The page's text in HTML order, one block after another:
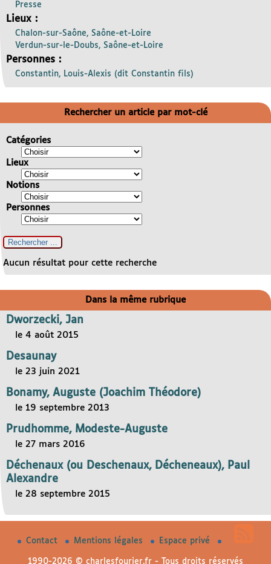
Presse
Lieux :
Chalon-sur-Saône, Saône-et-Loire
Verdun-sur-le-Doubs, Saône-et-Loire
Personnes :
Constantin, Louis-Alexis (dit Constantin fils)
Rechercher un article par mot-clé
Catégories
Lieux
Notions
Personnes
Aucun résultat pour cette recherche
Dans la même rubrique
Dworzecki, Jan
le 4 août 2015
Desaunay
le 23 juin 2021
Bonamy, Auguste (Joachim Théodore)
le 19 septembre 2013
Prudhomme, Modeste-Auguste
le 27 mars 2016
Déchenaux (ou Deschenaux, Décheneaux), Paul
Alexandre
le 28 septembre 2015
Contact Mentions légales Espace privé
1990-2026 © charlesfourier.fr - Tous droits réservés